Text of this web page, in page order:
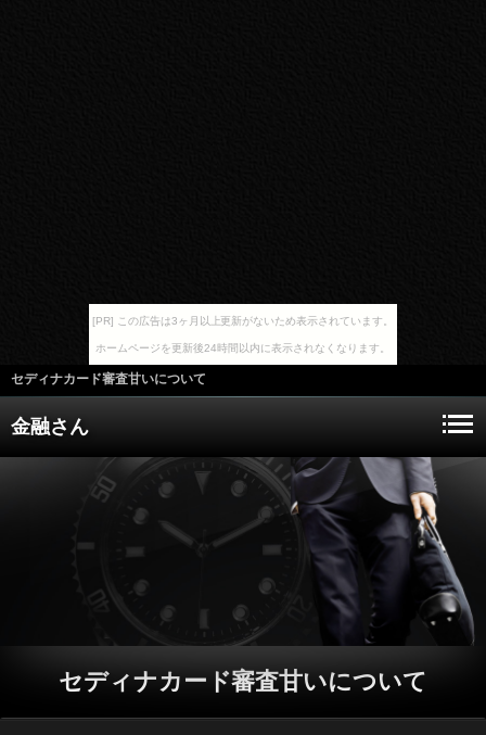
[PR] この広告は3ヶ月以上更新がないため表示されています。
ホームページを更新後24時間以内に表示されなくなります。
セディナカード審査甘いについて
金融さん
セディナカード審査甘いについて